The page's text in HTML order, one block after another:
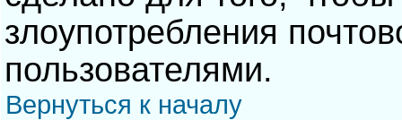
злоупотребления
пользователями.
Вернуться к началу